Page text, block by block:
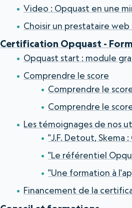
Video : Opquast en une
Choisir un prestataire web
Certification Opquast -
Opquast start : module
Comprendre le score
Comprendre le
Comprendre le
Les témoignages de nos
"J.F. Detout, Skema
"Le référentiel
"Une formation à
Financement de la